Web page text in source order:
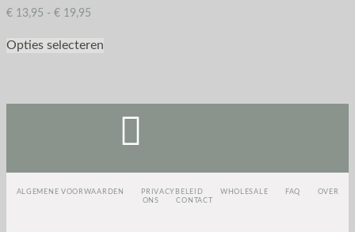
€ 13,95 - € 19,95
Opties selecteren
ALGEMENE VOORWAARDEN PRIVACYBELEID WHOLESALE FAQ
OVER
ONS
CONTACT